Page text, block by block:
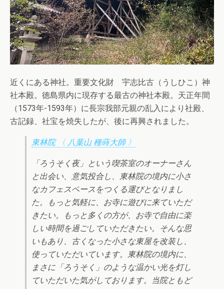
近くにある神社。重要文化財 宇志比古（うしひこ）神
社本殿。徳島県内に現存する最古の神社本殿。天正年間
（1573年-1593年）に長宗我部元親の乱入により社殿、
古記録、社宝を焼失したが、後に再興されました。
東林院 〈 八葉山 種蒔大師 〉
「ろうそく夜」という喫茶室のオーナーさん
と出会い、意気投合し、東林院の境内に小さ
なカフェスペースをつくる運びとなりまし
た。もっと気軽に、お寺に遊びに来ていただ
きたい。もっと多くの方が、お寺で自由に楽
しい時間を過ごしていただきたい。そんな思
いもあり、古くなった小さな東屋を改装し、
使っていただいています。東林院の境内に、
まさに「ろうそく」のような温かい光を灯し
ていただいた気がしております。当院ともど